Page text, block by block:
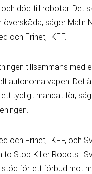
död till robotar. Det
säger Malin
och Frihet, IKFF.
tillsammans med
autonoma vapen. Det
tydligt mandat för,
och Frihet, IKFF, och
to Stop Killer Robots i
för ett förbud mot